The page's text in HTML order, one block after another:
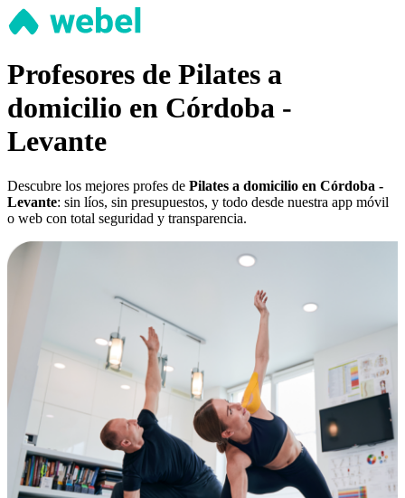
Profesores de Pilates a
domicilio en Córdoba -
Levante
Descubre los mejores profes de Pilates a domicilio en Córdoba -
Levante: sin líos, sin presupuestos, y todo desde nuestra app móvil
o web con total seguridad y transparencia.